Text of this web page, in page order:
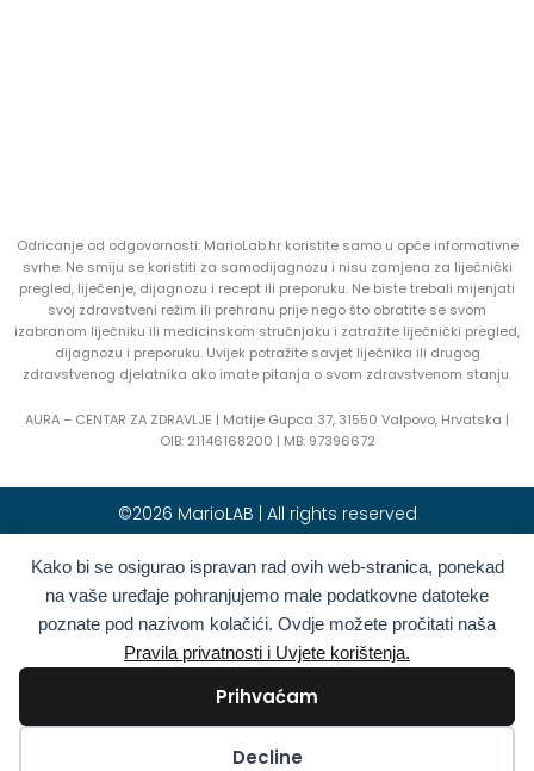
Kako bi se osigurao ispravan rad ovih web-stranica, ponekad
na vaše uređaje pohranjujemo male podatkovne datoteke
poznate pod nazivom kolačići. Ovdje možete pročitati naša
Pravila privatnosti i Uvjete korištenja.
Prihvaćam
Decline
Odricanje od odgovornosti: MarioLab.hr koristite samo u opće informativne
svrhe. Ne smiju se koristiti za samodijagnozu i nisu zamjena za liječnički
pregled, liječenje, dijagnozu i recept ili preporuku. Ne biste trebali mijenjati
svoj zdravstveni režim ili prehranu prije nego što obratite se svom
izabranom liječniku ili medicinskom stručnjaku i zatražite liječnički pregled,
dijagnozu i preporuku. Uvijek potražite savjet liječnika ili drugog
zdravstvenog djelatnika ako imate pitanja o svom zdravstvenom stanju.
AURA – CENTAR ZA ZDRAVLJE | Matije Gupca 37, 31550 Valpovo, Hrvatska |
OIB: 21146168200 | MB: 97396672
©2026 MarioLAB | All rights reserved
Hrvatski English(Engleski)
Deutsch(Njemački) Polski(Poljski)
Română(Rumunjski) Italiano( Talijanski)
Български(Bugarski) Français(Francuski)
Grčki) Slovenčina